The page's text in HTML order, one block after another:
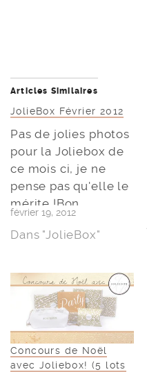
Articles Similaires
JolieBox Février 2012
Pas de jolies photos
pour la Joliebox de
ce mois ci, je ne
pense pas qu'elle le
mérite !Bon
dimanche à vous
toutes,
février 19, 2012
Dans "JolieBox"
Concours de Noël
avec Joliebox! (5 lots